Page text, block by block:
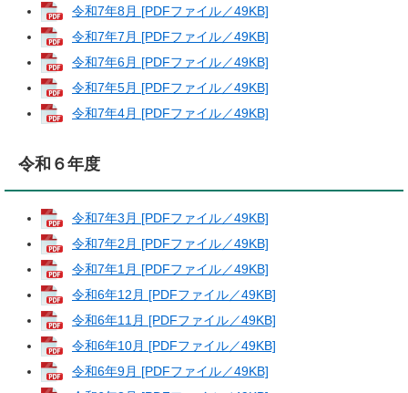
令和7年8月 [PDFファイル／49KB]
令和7年7月 [PDFファイル／49KB]
令和7年6月 [PDFファイル／49KB]
令和7年5月 [PDFファイル／49KB]
令和7年4月 [PDFファイル／49KB]
令和６年度
令和7年3月 [PDFファイル／49KB]
令和7年2月 [PDFファイル／49KB]
令和7年1月 [PDFファイル／49KB]
令和6年12月 [PDFファイル／49KB]
令和6年11月 [PDFファイル／49KB]
令和6年10月 [PDFファイル／49KB]
令和6年9月 [PDFファイル／49KB]